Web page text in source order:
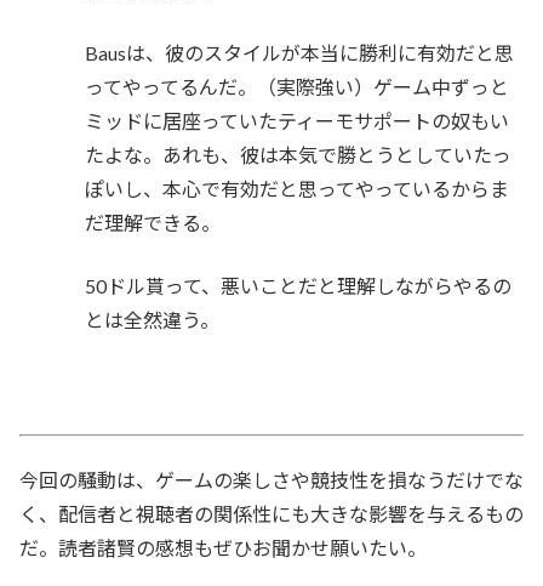
Bausは、彼のスタイルが本当に勝利に有効だと思
ってやってるんだ。（実際強い）ゲーム中ずっと
ミッドに居座っていたティーモサポートの奴もい
たよな。あれも、彼は本気で勝とうとしていたっ
ぽいし、本心で有効だと思ってやっているからま
だ理解できる。
50ドル貰って、悪いことだと理解しながらやるの
とは全然違う。
今回の騒動は、ゲームの楽しさや競技性を損なうだけでな
く、配信者と視聴者の関係性にも大きな影響を与えるもの
だ。読者諸賢の感想もぜひお聞かせ願いたい。